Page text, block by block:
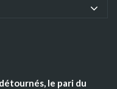
le pari du